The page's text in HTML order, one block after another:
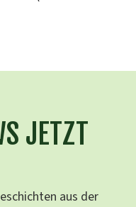
JETZT
aus der